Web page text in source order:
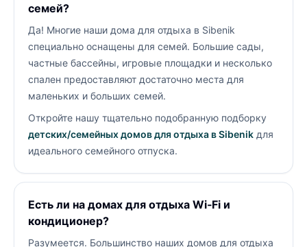
семей?
Да! Многие наши дома для отдыха в Sibenik
специально оснащены для семей. Большие сады,
частные бассейны, игровые площадки и несколько
спален предоставляют достаточно места для
маленьких и больших семей.
Откройте нашу тщательно подобранную подборку
детских/семейных домов для отдыха в Sibenik для
идеального семейного отпуска.
Есть ли на домах для отдыха Wi‑Fi и
кондиционер?
Разумеется. Большинство наших домов для отдыха